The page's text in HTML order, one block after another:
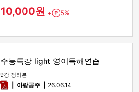
10,000원 + Point
5%
수능특강 light 영어독해연습
9강 정리본
pdf아랑공주 26.06.14